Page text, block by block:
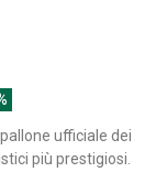
ufficiale dei
più prestigiosi.